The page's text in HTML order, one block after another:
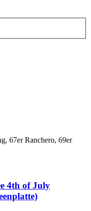
67er Ranchero, 69er
4th of July